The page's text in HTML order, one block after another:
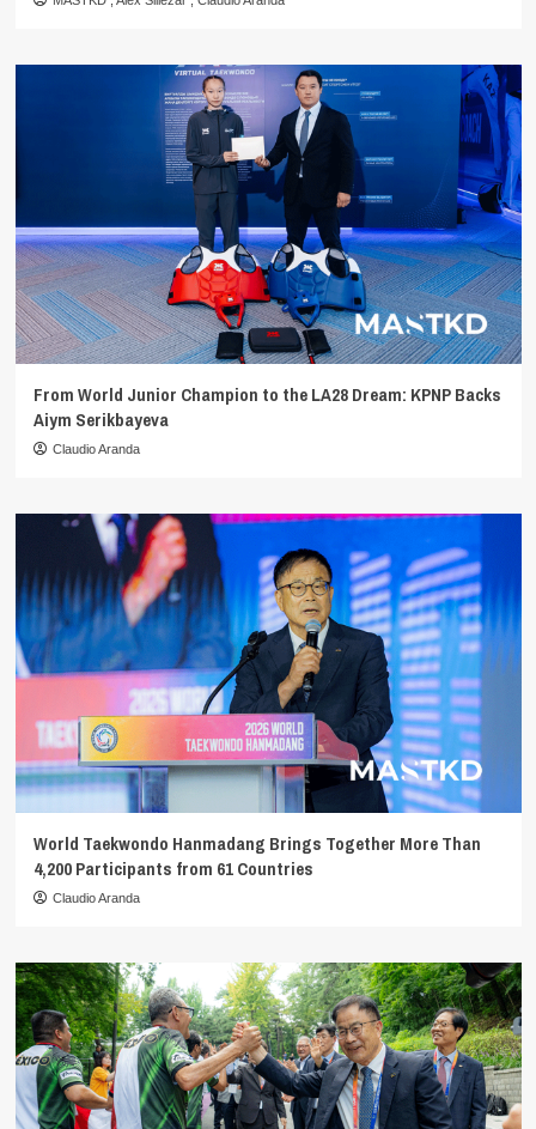
From World Junior Champion to the LA28 Dream: KPNP Backs
Aiym Serikbayeva
Claudio Aranda
World Taekwondo Hanmadang Brings Together More Than
4,200 Participants from 61 Countries
Claudio Aranda